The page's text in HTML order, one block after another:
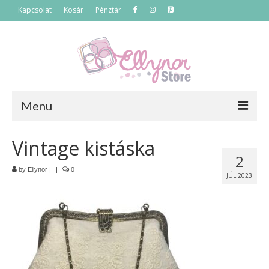
Kapcsolat Kosár Pénztár
Menu
Termékek
Akciós termékek
Táskák
Neszeszerek
2
JÚL 2023
Vintage kistáska
by Ellynor | | 0